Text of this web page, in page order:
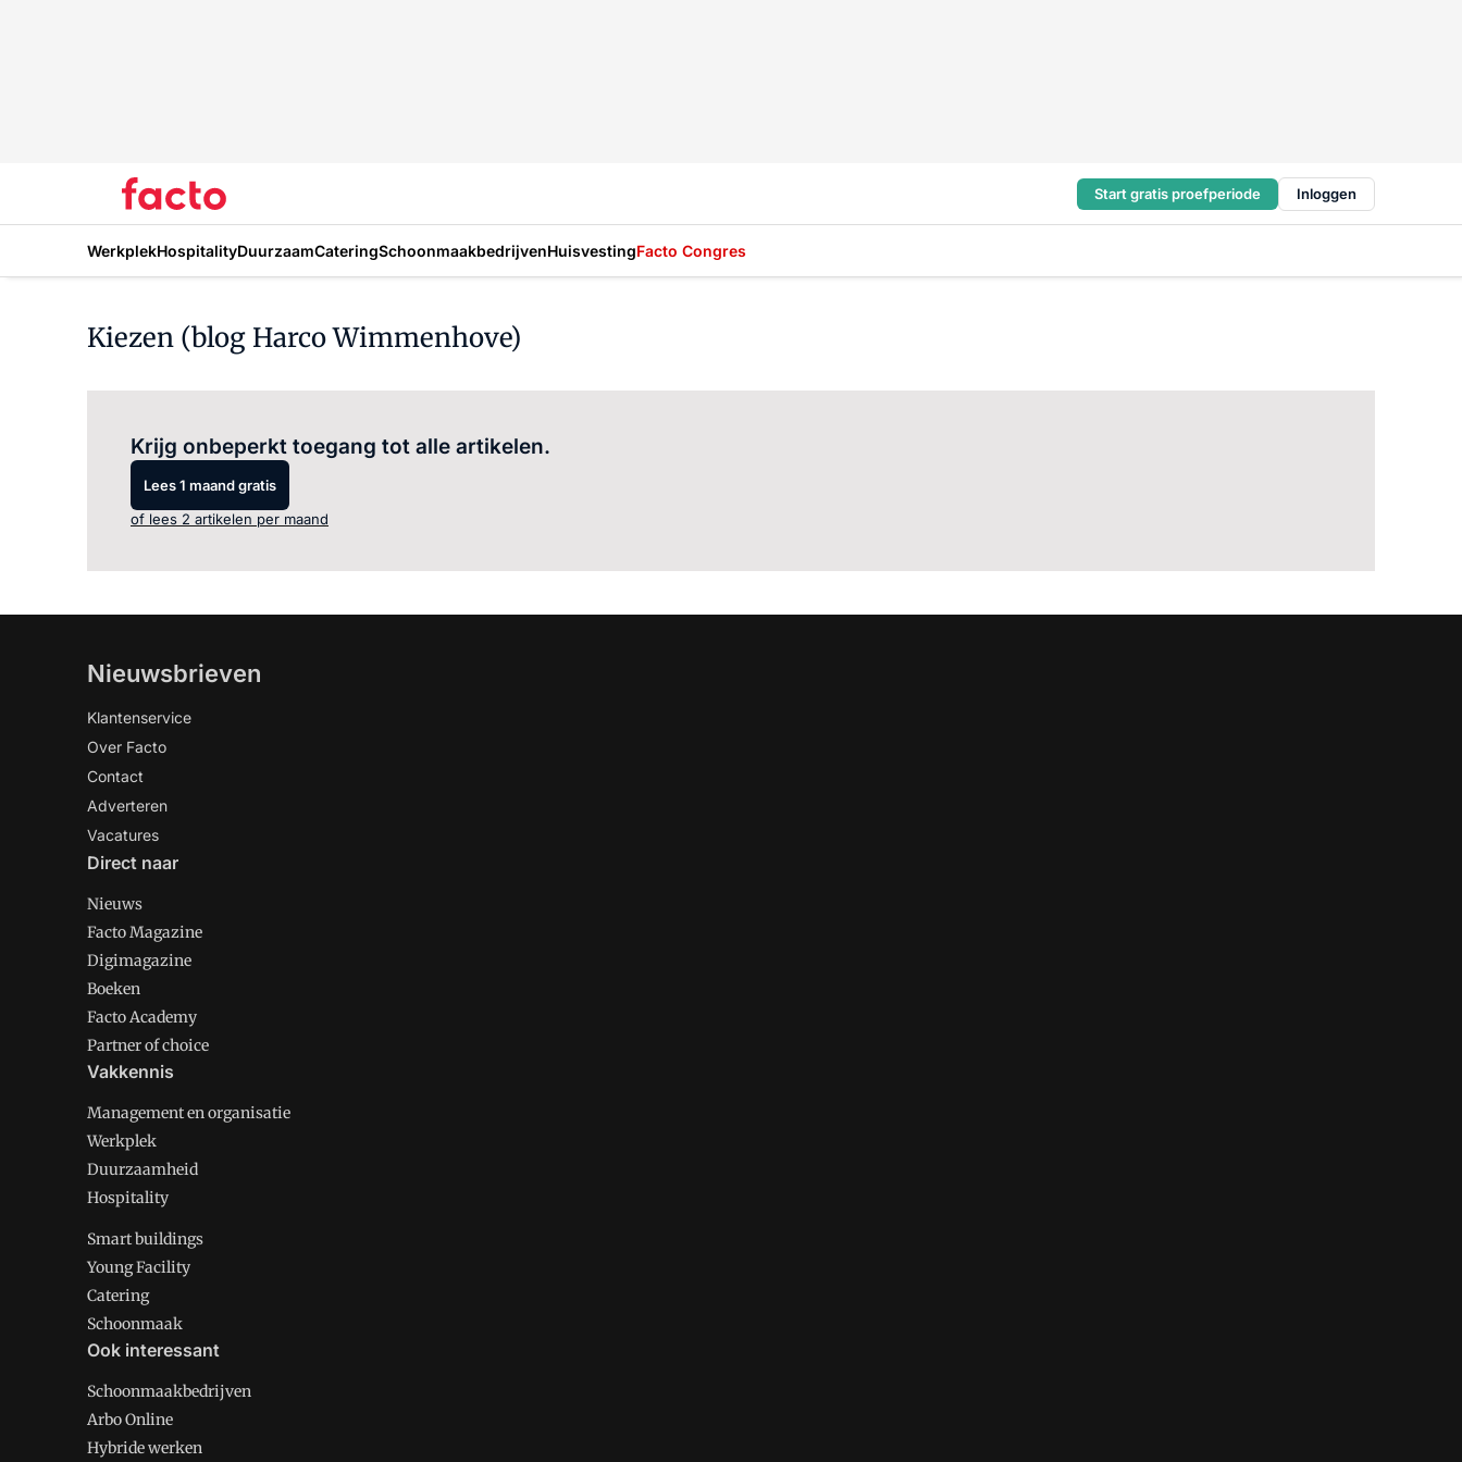
Start gratis proefperiode Inloggen
WerkplekHospitalityDuurzaamCateringSchoonmaakbedrijvenHuisvestingFacto Congres
Kiezen (blog Harco Wimmenhove)
Krijg onbeperkt toegang tot alle artikelen.
Lees 1 maand gratis
of lees 2 artikelen per maand
Nieuwsbrieven
Klantenservice
Over Facto
Contact
Adverteren
Vacatures
Direct naar
Nieuws
Facto Magazine
Digimagazine
Boeken
Facto Academy
Partner of choice
Vakkennis
Management en organisatie
Werkplek
Duurzaamheid
Hospitality
Smart buildings
Young Facility
Catering
Schoonmaak
Ook interessant
Schoonmaakbedrijven
Arbo Online
Hybride werken